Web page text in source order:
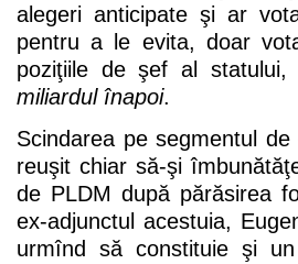
alegeri anticipate şi ar
pentru a le evita, doar
poziţiile de şef al
miliardul înapoi.
Scindarea pe segmentul
reuşit chiar să-şi
de PLDM după părăsirea
ex-adjunctul acestuia,
urmînd să constituie şi